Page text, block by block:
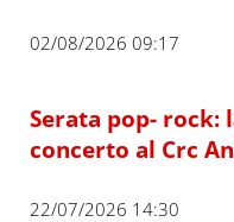
02/08/2026 09:17
Serata pop- rock:
concerto al Crc
22/07/2026 14:30